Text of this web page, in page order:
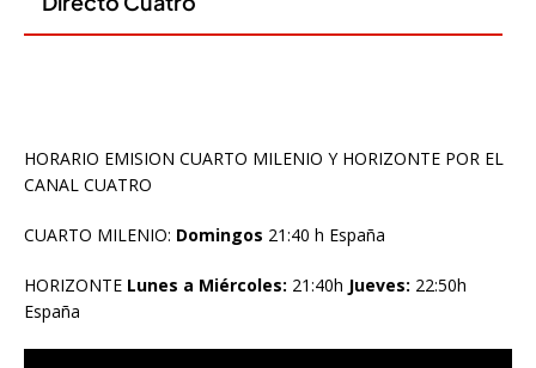
HORARIO EMISION CUARTO MILENIO Y HORIZONTE POR EL
CANAL CUATRO
CUARTO MILENIO: Domingos 21:40 h España
HORIZONTE Lunes a Miércoles: 21:40h Jueves: 22:50h
España